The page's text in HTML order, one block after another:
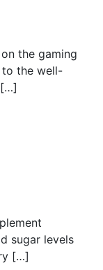
the gaming
to the well-
sugar levels
[…]